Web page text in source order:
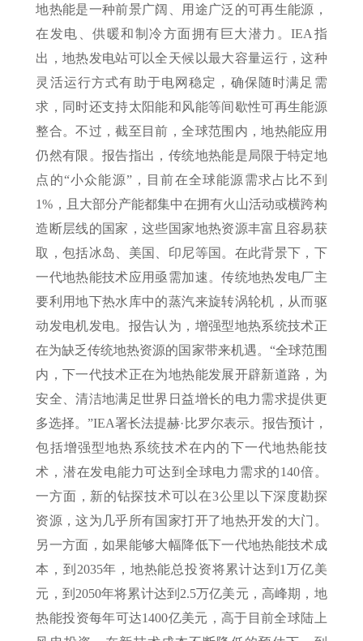
地热能是一种前景广阔、用途广泛的可再生能源，
在发电、供暖和制冷方面拥有巨大潜力。IEA指
出，地热发电站可以全天候以最大容量运行，这种
灵活运行方式有助于电网稳定，确保随时满足需
求，同时还支持太阳能和风能等间歇性可再生能源
整合。不过，截至目前，全球范围内，地热能应用
仍然有限。报告指出，传统地热能是局限于特定地
点的“小众能源”，目前在全球能源需求占比不到
1%，且大部分产能都集中在拥有火山活动或横跨构
造断层线的国家，这些国家地热资源丰富且容易获
取，包括冰岛、美国、印尼等国。在此背景下，下
一代地热能技术应用亟需加速。传统地热发电厂主
要利用地下热水库中的蒸汽来旋转涡轮机，从而驱
动发电机发电。报告认为，增强型地热系统技术正
在为缺乏传统地热资源的国家带来机遇。“全球范围
内，下一代技术正在为地热能发展开辟新道路，为
安全、清洁地满足世界日益增长的电力需求提供更
多选择。”IEA署长法提赫·比罗尔表示。报告预计，
包括增强型地热系统技术在内的下一代地热能技
术，潜在发电能力可达到全球电力需求的140倍。
一方面，新的钻探技术可以在3公里以下深度勘探
资源，这为几乎所有国家打开了地热开发的大门。
另一方面，如果能够大幅降低下一代地热能技术成
本，到2035年，地热能总投资将累计达到1万亿美
元，到2050年将累计达到2.5万亿美元，高峰期，地
热能投资每年可达1400亿美元，高于目前全球陆上